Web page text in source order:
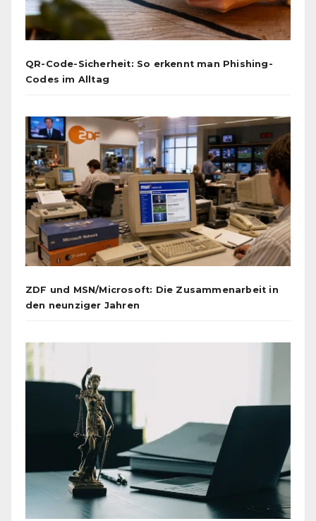
QR-Code-Sicherheit: So erkennt man Phishing-
Codes im Alltag
ZDF und MSN/Microsoft: Die Zusammenarbeit in
den neunziger Jahren